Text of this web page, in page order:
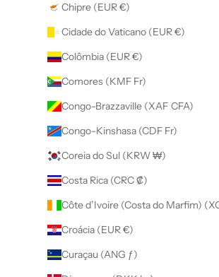
Chipre (EUR €)
Cidade do Vaticano (EUR €)
Colômbia (EUR €)
Comores (KMF Fr)
Congo-Brazzaville (XAF CFA)
Congo-Kinshasa (CDF Fr)
Coreia do Sul (KRW ₩)
Costa Rica (CRC ₡)
Croácia (EUR €)
Curaçau (ANG ƒ)